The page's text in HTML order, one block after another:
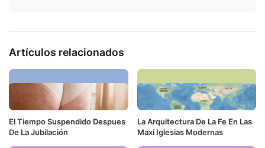
Artículos relacionados
El Tiempo Suspendido Despues
De La Jubilación
La Arquitectura De La Fe En Las
Maxi Iglesias Modernas